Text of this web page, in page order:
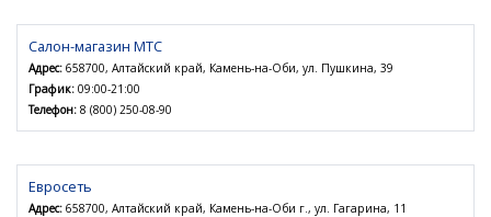
Салон-магазин МТС
Адрес: 658700, Алтайский край, Камень-на-Оби, ул. Пушкина, 39
График: 09:00-21:00
Телефон: 8 (800) 250-08-90
Евросеть
Адрес: 658700, Алтайский край, Камень-на-Оби г., ул. Гагарина, 11